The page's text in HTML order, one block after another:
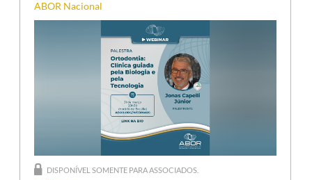
ABOR Nacional
DISPONÍVEL SOMENTE PARA ASSOCIADOS.